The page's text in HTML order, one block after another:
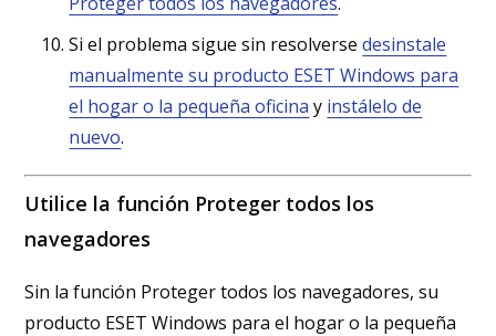
Si el problema sigue sin resolversedesinstale
manualmente su producto ESET Windows para
el hogar o la pequeña oficina y instálelo de
nuevo.
Utilice la función Proteger todos los
navegadores
Sin la función Proteger todos los navegadores, su
producto ESET Windows para el hogar o la pequeña